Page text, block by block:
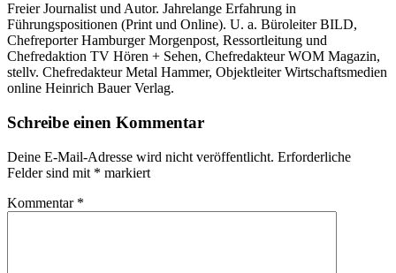
Freier Journalist und Autor. Jahrelange Erfahrung in
Führungspositionen (Print und Online). U. a. Büroleiter BILD,
Chefreporter Hamburger Morgenpost, Ressortleitung und
Chefredaktion TV Hören + Sehen, Chefredakteur WOM Magazin,
stellv. Chefredakteur Metal Hammer, Objektleiter Wirtschaftsmedien
online Heinrich Bauer Verlag.
Schreibe einen Kommentar
Deine E-Mail-Adresse wird nicht veröffentlicht. Erforderliche
Felder sind mit * markiert
Kommentar *